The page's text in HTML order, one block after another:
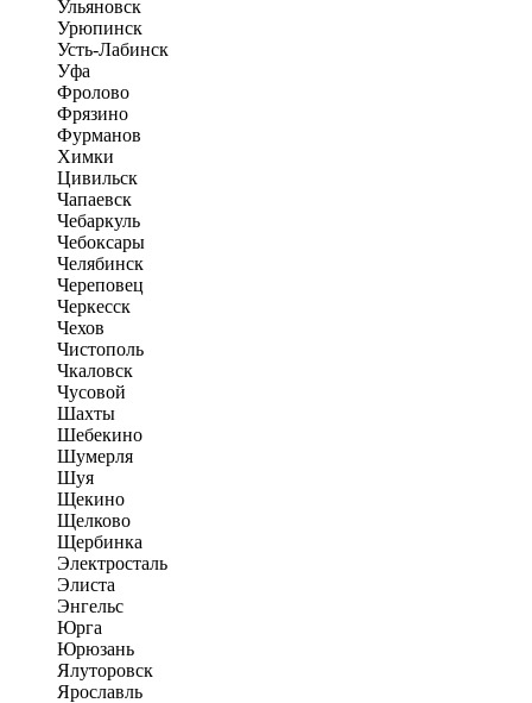
Ульяновск
Урюпинск
Усть-Лабинск
Уфа
Фролово
Фрязино
Фурманов
Химки
Цивильск
Чапаевск
Чебаркуль
Чебоксары
Челябинск
Череповец
Черкесск
Чехов
Чистополь
Чкаловск
Чусовой
Шахты
Шебекино
Шумерля
Шуя
Щекино
Щелково
Щербинка
Электросталь
Элиста
Энгельс
Юрга
Юрюзань
Ялуторовск
Ярославль